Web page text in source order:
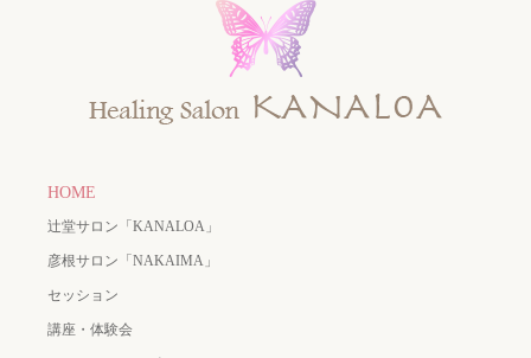
HOME
辻堂サロン「KANALOA」
彦根サロン「NAKAIMA」
セッション
講座・体験会